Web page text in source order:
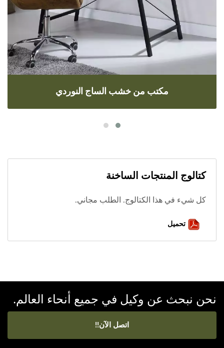
مكتب من خشب الساج النوردي
كتالوج المنتجات الساخنة
كل شيء في هذا الكتالوج. الطلب مجاني.
تحميل
نحن نبحث عن وكيل في جميع أنحاء العالم.
اتصل الآن!!